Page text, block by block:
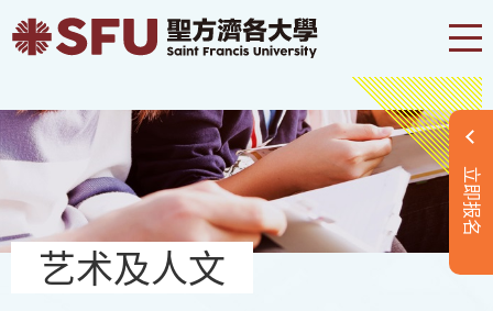
立即报名
艺术及人文